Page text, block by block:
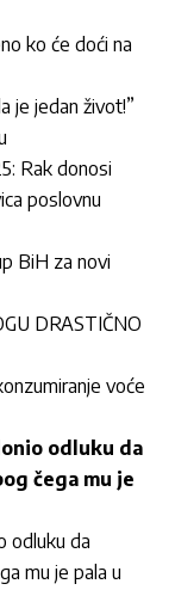
ko će doći na
je jedan život!”
Rak donosi
poslovnu
BiH za novi
DRASTIČNO
voće
odluku da
čega mu je
odluku da
mu je pala u